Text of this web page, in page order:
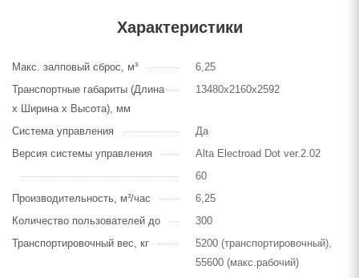
Характеристики
Макс. залповый сброс, м³
6,25
Транспортные габариты (Длина
х Ширина х Высота), мм
13480х2160х2592
Система управления
Да
Версия системы управления
Alta Electroad Dot ver.2.02
60
Производительность, м³/час
6,25
Количество пользователей до
300
Транспортировочный вес, кг
5200 (транспортировочный),
55600 (макс.рабочий)